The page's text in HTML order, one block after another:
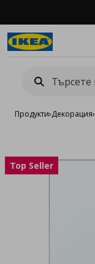
Продукти›Декорация›
Top Seller